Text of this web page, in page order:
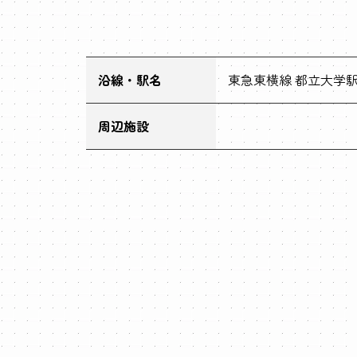
沿線・駅名 東急東横線 都立大学
周辺施設